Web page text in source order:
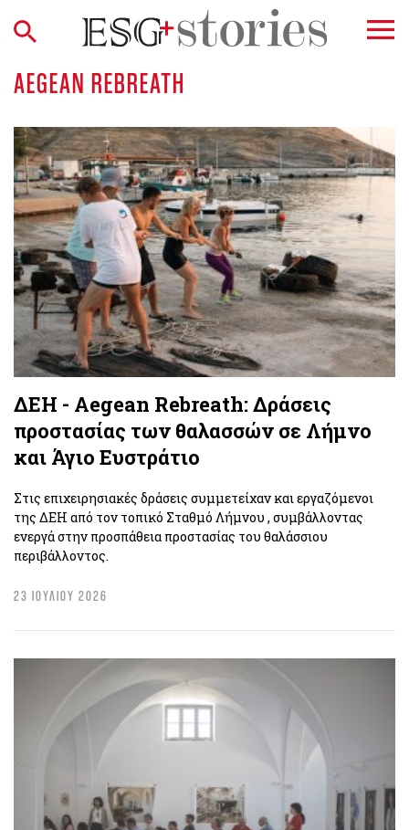
AEGEAN REBREATH
ΔΕΗ - Aegean Rebreath: Δράσεις
προστασίας των θαλασσών σε Λήμνο
και Άγιο Ευστράτιο
Στις επιχειρησιακές δράσεις συμμετείχαν και εργαζόμενοι
της ΔΕΗ από τον τοπικό Σταθμό Λήμνου , συμβάλλοντας
ενεργά στην προσπάθεια προστασίας του θαλάσσιου
περιβάλλοντος.
23 ΙΟΥΛΙΟΥ 2026